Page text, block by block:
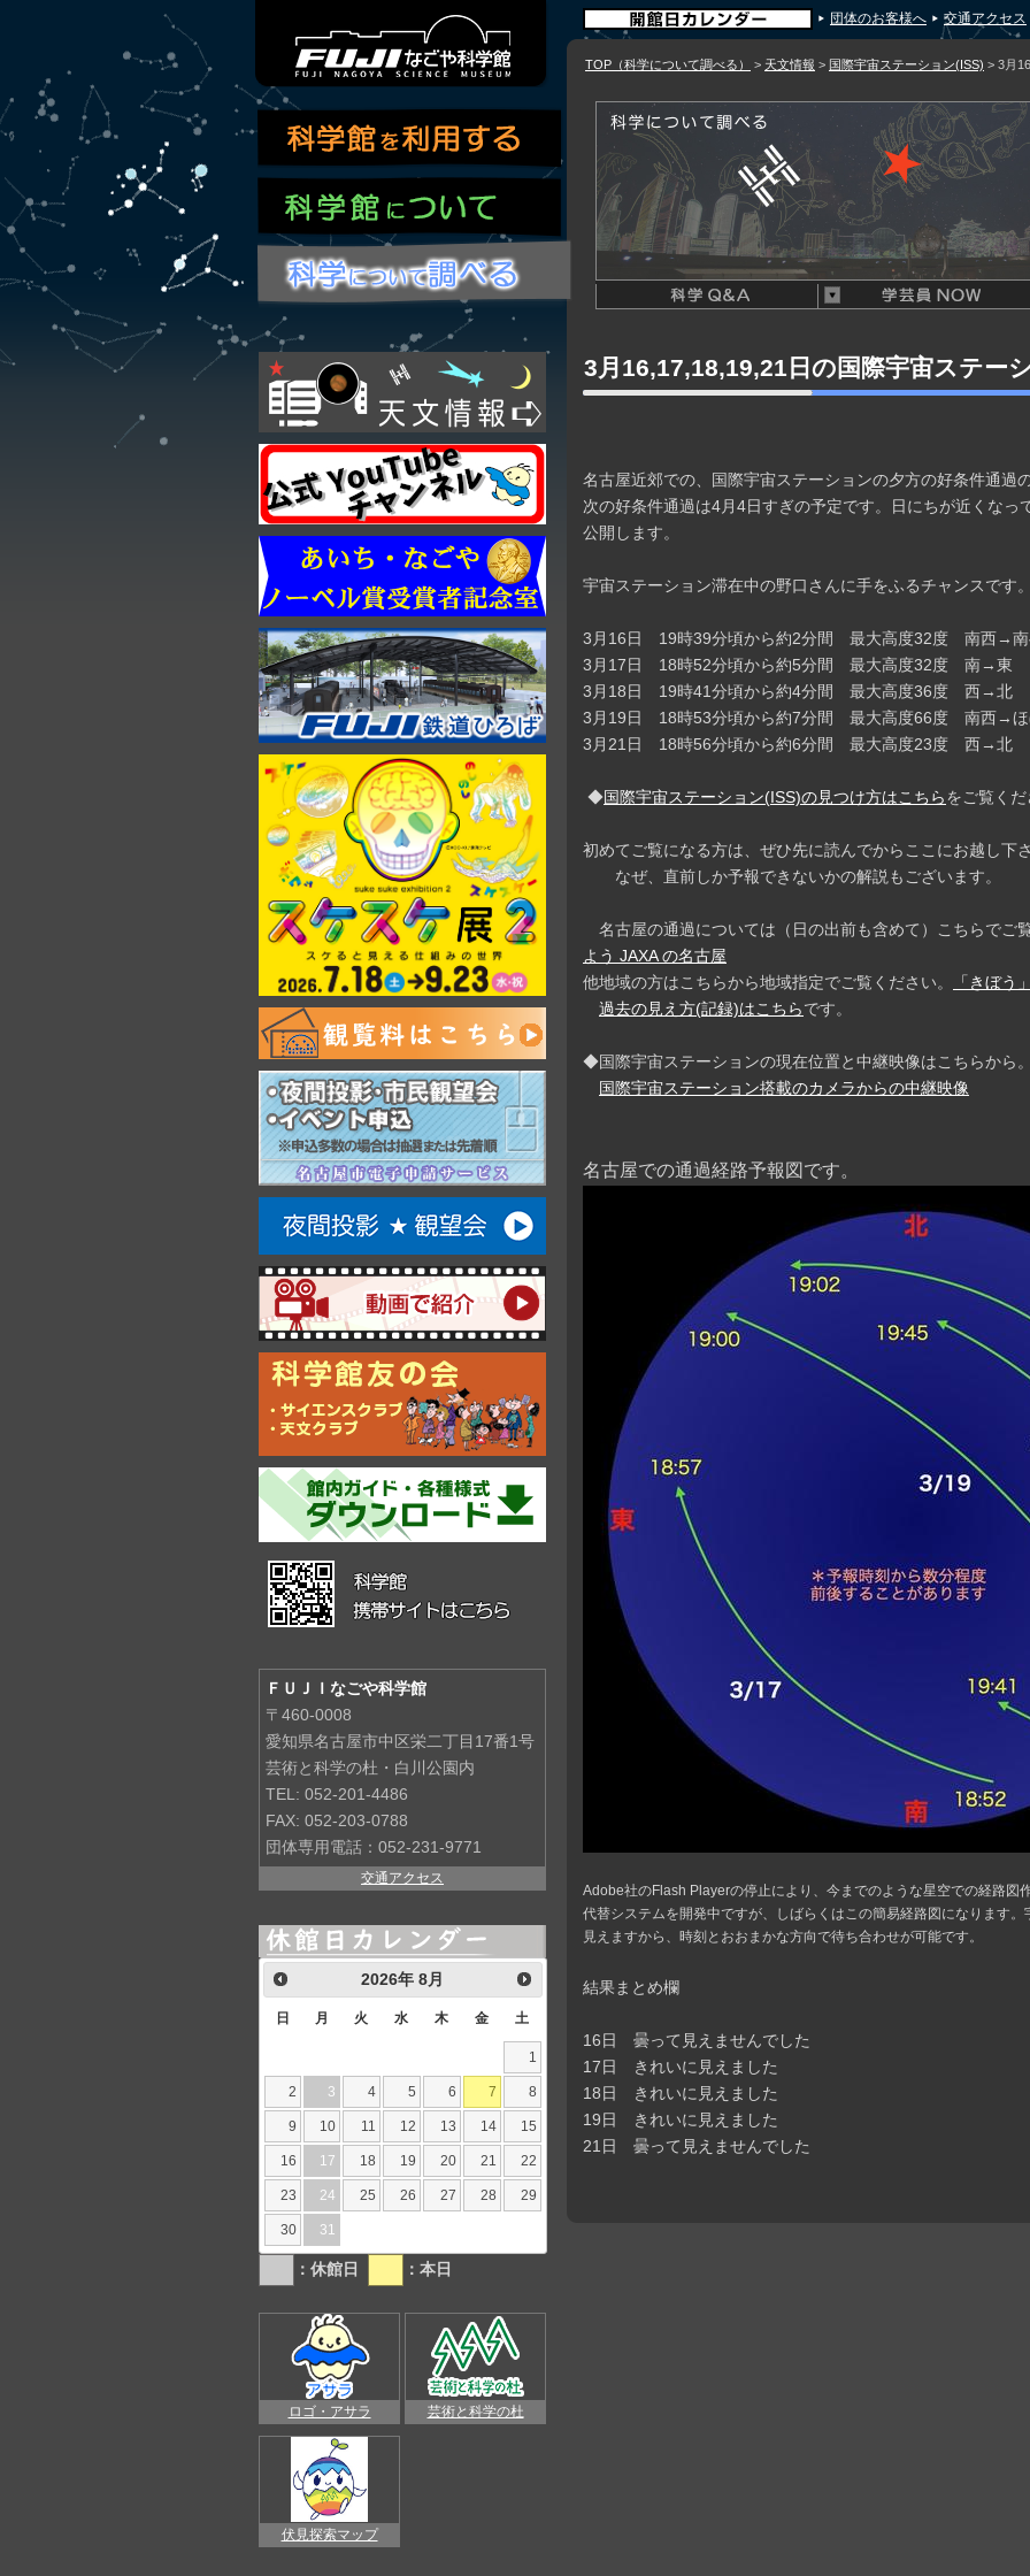
団体のお客様へ 交通アクセス
TOP（科学について調べる） > 天文情報 > 国際宇宙ステーション(ISS) > 3月
3月16,17,18,19,21日の国際宇宙ステー
名古屋近郊での、国際宇宙ステーションの夕方の好条件通過
次の好条件通過は4月4日すぎの予定です。日にちが近くなっ
公開します。
宇宙ステーション滞在中の野口さんに手をふるチャンスです
3月16日 19時39分頃から約2分間 最大高度32度 南西→南
3月17日 18時52分頃から約5分間 最大高度32度 南→東
3月18日 19時41分頃から約4分間 最大高度36度 西→北
3月19日 18時53分頃から約7分間 最大高度66度 南西→
3月21日 18時56分頃から約6分間 最大高度23度 西→北
◆国際宇宙ステーション(ISS)の見つけ方はこちら をご覧く
初めてご覧になる方は、ぜひ先に読んでからここにお越し下
なぜ、直前しか予報できないかの解説もございます。
名古屋の通過については（日の出前も含めて）こちらでご
よう JAXA の名古屋
他地域の方はこちらから地域指定でご覧ください。
「きぼう
過去の見え方(記録)はこちら です。
◆国際宇宙ステーションの現在位置と中継映像はこちらから
国際宇宙ステーション搭載のカメラからの中継映像
名古屋での通過経路予報図です。
Adobe社のFlash Playerの停止により、今までのような星空での経路図
代替システムを開発中ですが、しばらくはこの簡易経路図になります
見えますから、時刻とおおまかな方向で待ち合わせが可能です。
結果まとめ欄
16日 曇って見えませんでした
17日 きれいに見えました
18日 きれいに見えました
19日 きれいに見えました
21日 曇って見えませんでした
ＦＵＪＩなごや科学館
〒460-0008
愛知県名古屋市中区栄二丁目17番1号
芸術と科学の杜・白川公園内
TEL: 052-201-4486
FAX: 052-203-0788
団体専用電話：052-231-9771
交通アクセス
2026年8月
日 月 火 水 木 金 土
1
2 3 4 5 6 7 8
9 10 11 12 13 14 15
16 17 18 19 20 21 22
23 24 25 26 27 28 29
30 31
：休館日 ：本日
ロゴ・アサラ 芸術と科学の杜
伏見探索マップ